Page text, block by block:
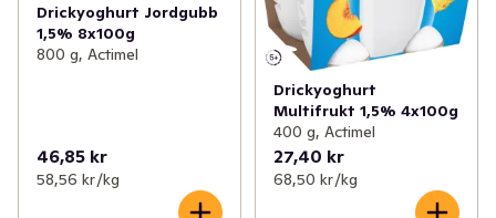
Drickyoghurt Jordgubb
1,5% 8x100g
800 g, Actimel
46,85 kr
58,56 kr /kg
Drickyoghurt
Multifrukt 1,5% 4x100g
400 g, Actimel
27,40 kr
68,50 kr /kg